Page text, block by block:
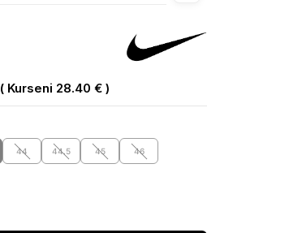
( Kurseni 28.40 € )
44 44.5 45 46